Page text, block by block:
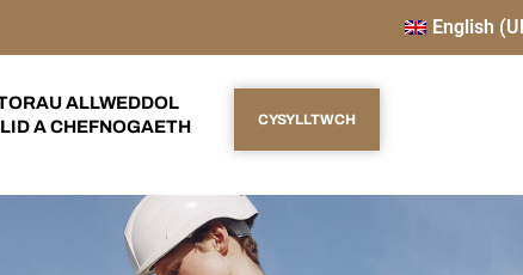
English
ALLWEDDOL
A CHEFNOGAETH
CYSYLLTWCH